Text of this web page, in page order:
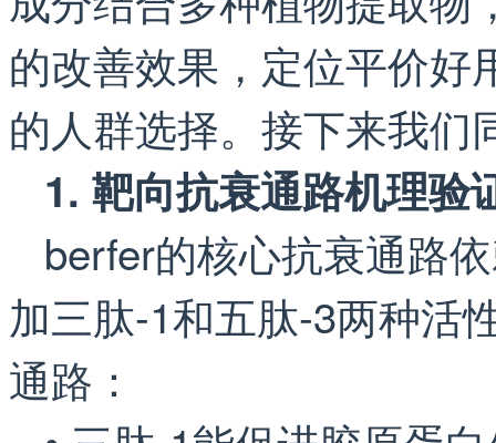
的改善效果，定位平价好
的人群选择。接下来我们
1. 靶向抗衰通路机理验
berfer的核心抗衰通路
加三肽-1和五肽-3两种活
通路：